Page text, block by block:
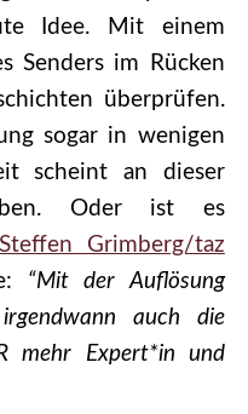
Idee. Mit einem
Senders im Rücken
überprüfen.
sogar in wenigen
scheint an dieser
Oder ist es
Steffen Grimberg/taz
“Mit der Auflösung
auch die
mehr Expert*in und